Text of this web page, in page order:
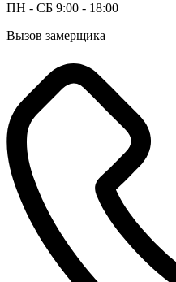
ПН - СБ 9:00 - 18:00
Вызов замерщика